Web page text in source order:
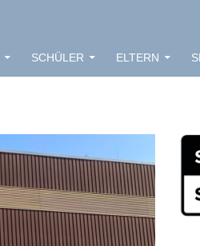
SCHÜLER ELTERN